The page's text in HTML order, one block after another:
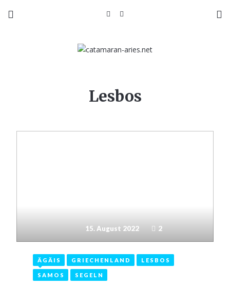
Lesbos
15. August 2022 2
ÄGÄIS GRIECHENLAND LESBOS
SAMOS SEGELN